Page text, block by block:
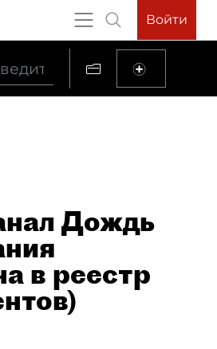
Войти
Дождь
в реестр